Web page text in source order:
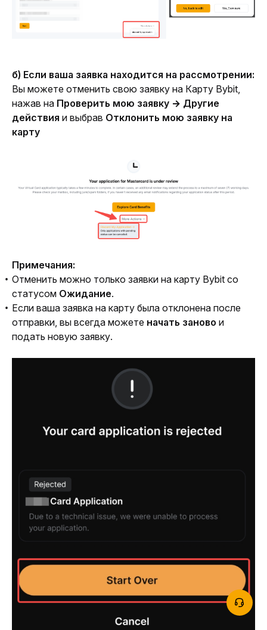
б) Если ваша заявка находится на рассмотрении:
Вы можете отменить свою заявку на Карту Bybit,
нажав на Проверить мою заявку → Другие
действия и выбрав Отклонить мою заявку на
карту
Примечания:
Отменить можно только заявки на карту Bybit со
статусом Ожидание.
Если ваша заявка на карту была отклонена после
отправки, вы всегда можете начать заново и
подать новую заявку.